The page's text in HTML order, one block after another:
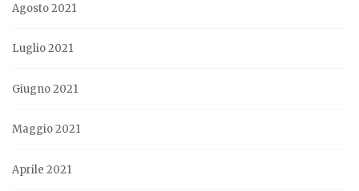
Agosto 2021
Luglio 2021
Giugno 2021
Maggio 2021
Aprile 2021